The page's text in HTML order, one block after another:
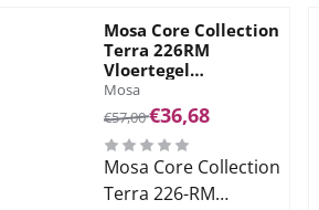
Mosa Core Collection
Terra 226RM
Vloertegel
Rel.150X150 M.Koel
Grijs (RM =
Antislip)7,5mm Mat
R11
Merk:
Mosa
Van 57,00 voor 36,68
€57,00€36,68
Mosa Core Collection
Terra 226-RM